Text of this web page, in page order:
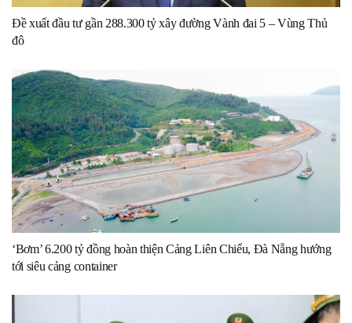
Đề xuất đầu tư gần 288.300 tỷ xây đường Vành đai 5 – Vùng Thủ
đô
‘Bơm’ 6.200 tỷ đồng hoàn thiện Cảng Liên Chiểu, Đà Nẵng hướng
tới siêu cảng container